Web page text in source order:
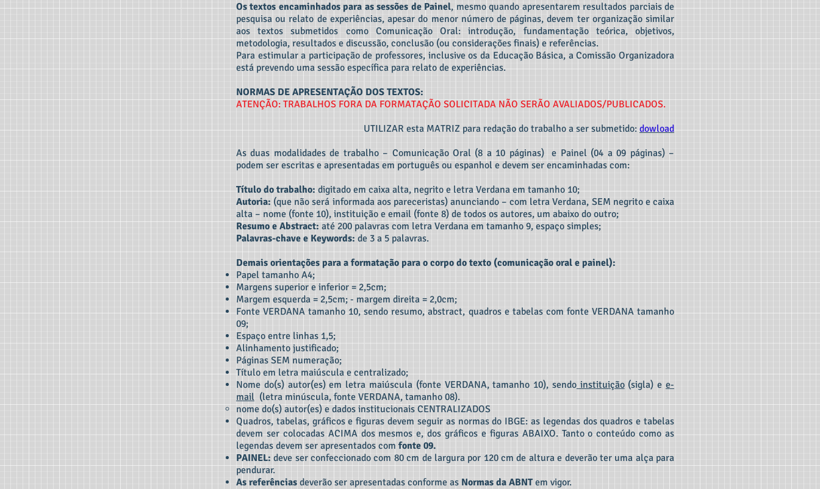
Os textos encaminhados para as sessões de Painel, mesmo quando apresentarem resultados parciais de
pesquisa ou relato de experiências, apesar do menor número de páginas, devem ter organização similar
aos textos submetidos como Comunicação Oral: introdução, fundamentação teórica, objetivos,
metodologia, resultados e discussão, conclusão (ou considerações finais) e referências.
Para estimular a participação de professores, inclusive os da Educação Básica, a Comissão Organizadora
está prevendo uma sessão específica para relato de experiências.
NORMAS DE APRESENTAÇÃO DOS TEXTOS:
ATENÇÃO: TRABALHOS FORA DA FORMATAÇÃO SOLICITADA NÃO SERÃO AVALIADOS/PUBLICADOS.
UTILIZAR esta MATRIZ para redação do trabalho a ser submetido:dowload
As duas modalidades de trabalho – Comunicação Oral (8 a 10 páginas) e Painel (04 a 09 páginas) –
podem ser escritas e apresentadas em português ou espanhol e devem ser encaminhadas com:
Título do trabalho:digitado em caixa alta, negrito e letra Verdana em tamanho 10;
Autoria: (que não será informada aos pareceristas) anunciando – com letra Verdana, SEM negrito e caixa
alta – nome (fonte 10), instituição e email (fonte 8) de todos os autores, um abaixo do outro;
Resumo e Abstract: até 200 palavras com letra Verdana em tamanho 9, espaço simples;
Palavras-chave e Keywords: de 3 a 5 palavras.
Demais orientações para a formatação para o corpo do texto (comunicação oral e painel):
Papel tamanho A4;
Margens superior e inferior = 2,5cm;
Margem esquerda = 2,5cm; - margem direita = 2,0cm;
Fonte VERDANA tamanho 10, sendo resumo, abstract, quadros e tabelas com fonte VERDANA tamanho
09;
Espaço entre linhas 1,5;
Alinhamento justificado;
Páginas SEM numeração;
Título em letra maiúscula e centralizado;
Nome do(s) autor(es) em letra maiúscula (fonte VERDANA, tamanho 10), sendoinstituição(sigla) ee-
mail (letra minúscula, fonte VERDANA, tamanho 08).
nome do(s) autor(es) e dados institucionais CENTRALIZADOS
Quadros, tabelas, gráficos e figuras devem seguir as normas do IBGE: as legendas dos quadros e tabelas
devem ser colocadas ACIMA dos mesmos e, dos gráficos e figuras ABAIXO. Tanto o conteúdo como as
legendas devem ser apresentados com fonte 09.
PAINEL: deve ser confeccionado com 80 cm de largura por 120 cm de altura e deverão ter uma alça para
pendurar.
As referências deverão ser apresentadas conforme as Normas da ABNTem vigor.